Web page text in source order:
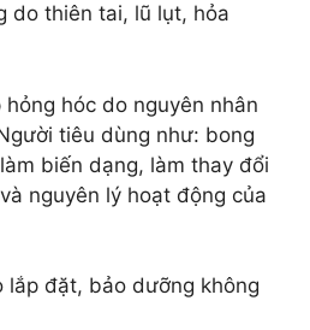
do thiên tai, lũ lụt, hỏa
hóc do nguyên nhân
tiêu dùng như: bong
biến dạng, làm thay đổi
nguyên lý hoạt động của
lắp đặt, bảo dưỡng không